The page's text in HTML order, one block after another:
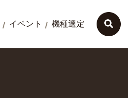
イベント 機種選定